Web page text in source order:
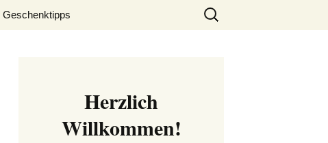
Geschenktipps
Suchen
nach:
Herzlich
Willkommen!